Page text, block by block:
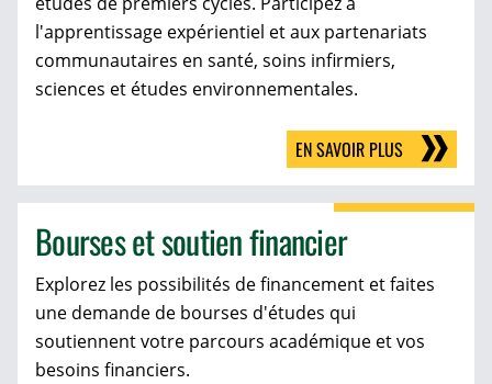
l'apprentissage expérientiel et aux partenariats
communautaires en santé, soins infirmiers,
sciences et études environnementales.
EN SAVOIR PLUS
Bourses et soutien financier
Explorez les possibilités de financement et faites
une demande de bourses d'études qui
soutiennent votre parcours académique et vos
besoins financiers.